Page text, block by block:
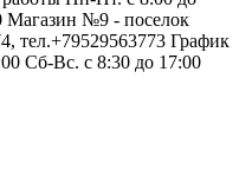
Магазин №9 - поселок
тел.+79529563773 График
Сб-Вс. с 8:30 до 17:00